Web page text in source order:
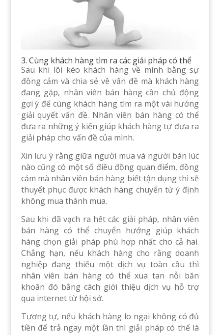
3. Cùng khách hàng tìm ra các giải pháp có thể
Sau khi lôi kéo khách hàng về mình bằng sự
đồng cảm và chia sẻ về vấn đề mà khách hàng
đang gặp, nhân viên bán hàng cần chủ động
gợi ý để cùng khách hàng tìm ra một vài hướng
giải quyết vấn đề. Nhân viên bán hàng có thể
đưa ra những ý kiến giúp khách hàng tự đưa ra
giải pháp cho vấn đề của mình.
Xin lưu ý rằng giữa người mua và người bán lúc
nào cũng có một số điều đồng quan điểm, đồng
cảm mà nhân viên bán hàng biết tận dụng thì sẽ
thuyết phục được khách hàng chuyển từ ý định
không mua thành mua.
Sau khi đã vạch ra hết các giải pháp, nhân viên
bán hàng có thể chuyển hướng giúp khách
hàng chọn giải pháp phù hợp nhất cho cả hai.
Chẳng hạn, nếu khách hàng cho rằng doanh
nghiệp đang thiếu một dịch vụ toàn cầu thì
nhân viên bán hàng có thể xua tan nỗi băn
khoăn đó bằng cách giới thiệu dịch vụ hỗ trợ
qua internet từ hội sở.
Tương tự, nếu khách hàng lo ngại không có đủ
tiền để trả ngay một lần thì giải pháp có thể là